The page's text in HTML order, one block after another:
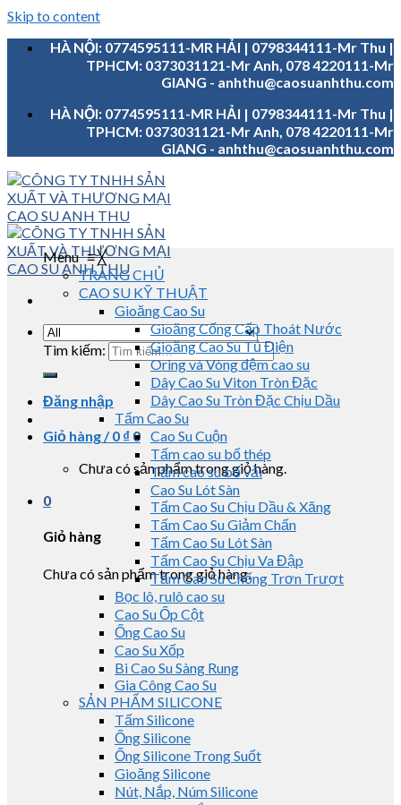
Skip to content
HÀ NỘI: 0774595111-MR HẢI | 0798344111-Mr Thu |
TPHCM: 0373031121-Mr Anh, 078 4220111-Mr
GIANG - anhthu@caosuanhthu.com
HÀ NỘI: 0774595111-MR HẢI | 0798344111-Mr Thu |
TPHCM: 0373031121-Mr Anh, 078 4220111-Mr
GIANG - anhthu@caosuanhthu.com
Tìm kiếm:
Đăng nhập
Giỏ hàng /0 ₫ 0
Chưa có sản phẩm trong giỏ hàng.
0
Giỏ hàng
Chưa có sản phẩm trong giỏ hàng.
Menu≡╳
TRANG CHỦ
CAO SU KỸ THUẬT
Gioăng Cao Su
Gioăng Cống Cấp Thoát Nước
Gioăng Cao Su Tủ Điện
Oring và Vòng đệm cao su
Dây Cao Su Viton Tròn Đặc
Dây Cao Su Tròn Đặc Chịu Dầu
Tấm Cao Su
Cao Su Cuộn
Tấm cao su bố thép
Tấm cao su bố vải
Cao Su Lót Sàn
Tấm Cao Su Chịu Dầu & Xăng
Tấm Cao Su Giảm Chấn
Tấm Cao Su Lót Sàn
Tấm Cao Su Chịu Va Đập
Tấm Cao Su Chống Trơn Trượt
Bọc lô, rulô cao su
Cao Su Ốp Cột
Ống Cao Su
Cao Su Xốp
Bi Cao Su Sàng Rung
Gia Công Cao Su
SẢN PHẨM SILICONE
Tấm Silicone
Ống Silicone
Ống Silicone Trong Suốt
Gioăng Silicone
Nút, Nắp, Núm Silicone